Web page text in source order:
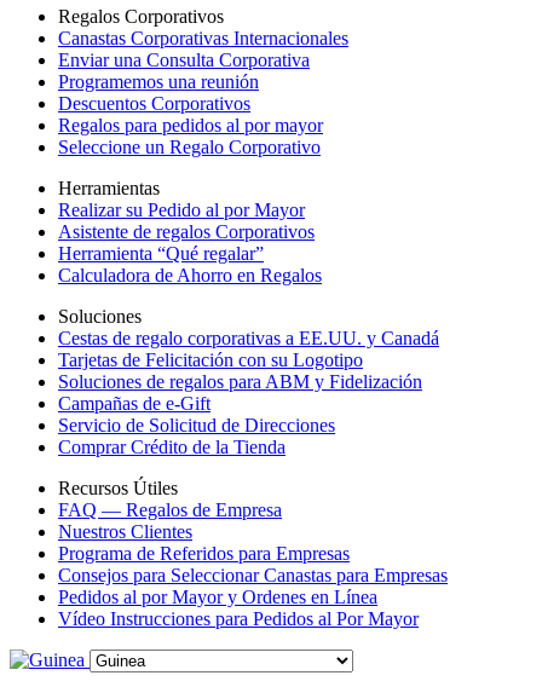
Regalos Corporativos
Canastas Corporativas Internacionales
Enviar una Consulta Corporativa
Programemos una reunión
Descuentos Corporativos
Regalos para pedidos al por mayor
Seleccione un Regalo Corporativo
Herramientas
Realizar su Pedido al por Mayor
Asistente de regalos Corporativos
Herramienta “Qué regalar”
Calculadora de Ahorro en Regalos
Soluciones
Cestas de regalo corporativas a EE.UU. y Canadá
Tarjetas de Felicitación con su Logotipo
Soluciones de regalos para ABM y Fidelización
Campañas de e-Gift
Servicio de Solicitud de Direcciones
Comprar Crédito de la Tienda
Recursos Útiles
FAQ — Regalos de Empresa
Nuestros Clientes
Programa de Referidos para Empresas
Consejos para Seleccionar Canastas para Empresas
Pedidos al por Mayor y Ordenes en Línea
Vídeo Instrucciones para Pedidos al Por Mayor